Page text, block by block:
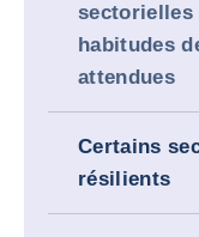
sectorielles
habitudes
attendues
Certains
résilients